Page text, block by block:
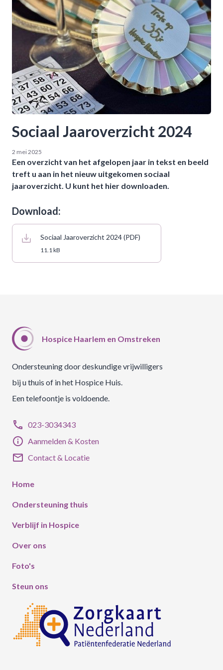
Sociaal Jaaroverzicht 2024
2 mei 2025
Een overzicht van het afgelopen jaar in tekst en beeld
treft u aan in het nieuw uitgekomen sociaal
jaaroverzicht. U kunt het hier downloaden.
Download:
save_alt Sociaal Jaaroverzicht 2024(PDF)
11.1 kB
Hospice Haarlem en Omstreken
Ondersteuning door deskundige vrijwilligers
bij u thuis of in het Hospice Huis.
Een telefoontje is voldoende.
phone 023-3034343
info Aanmelden & Kosten
mail Contact & Locatie
Home
Ondersteuning thuis
Verblijf in Hospice
Over ons
Foto's
Steun ons